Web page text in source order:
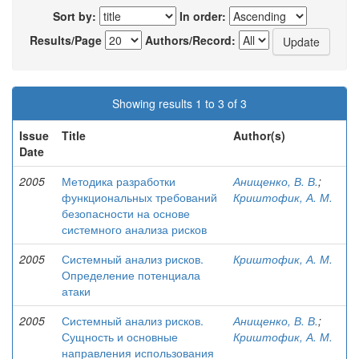
Sort by:
In order:
Results/Page
Authors/Record:
Showing results 1 to 3 of 3
Issue
Date
Title Author(s)
2005
Методика разработки
функциональных требований
безопасности на основе
системного анализа рисков
Анищенко, В. В.;
Криштофик, А. М.
2005
Системный анализ рисков.
Определение потенциала
атаки
Криштофик, А. М.
2005
Системный анализ рисков.
Сущность и основные
направления использования
Анищенко, В. В.;
Криштофик, А. М.